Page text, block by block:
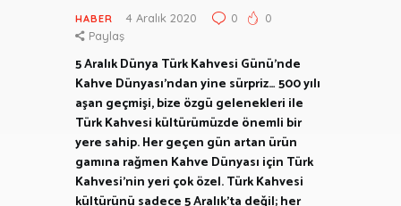
HABER 4 Aralık 2020 0
0
Paylaş
5 Aralık Dünya Türk Kahvesi Günü’nde
Kahve Dünyası’ndan yine sürpriz… 500 yılı
aşan geçmişi, bize özgü gelenekleri ile
Türk Kahvesi kültürümüzde önemli bir
yere sahip. Her geçen gün artan ürün
gamına rağmen Kahve Dünyası için Türk
Kahvesi’nin yeri çok özel. Türk Kahvesi
kültürünü sadece 5 Aralık’ta değil; her